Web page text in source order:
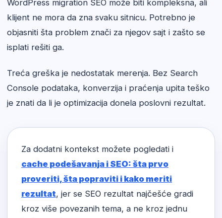
WordPress migration SEO može biti kompleksna, ali
klijent ne mora da zna svaku sitnicu. Potrebno je
objasniti šta problem znači za njegov sajt i zašto se
isplati rešiti ga.
Treća greška je nedostatak merenja. Bez Search
Console podataka, konverzija i praćenja upita teško
je znati da li je optimizacija donela poslovni rezultat.
Za dodatni kontekst možete pogledati i
cache podešavanja i SEO: šta prvo
proveriti, šta popraviti i kako meriti
rezultat, jer se SEO rezultat najčešće gradi
kroz više povezanih tema, a ne kroz jednu